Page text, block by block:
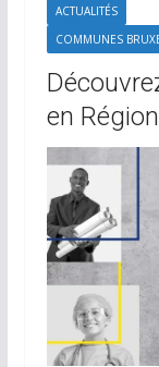
ACTUALITÉS
COMMUNES
en